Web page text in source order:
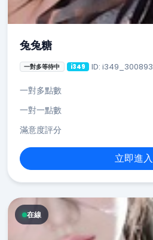
兔兔糖
一對多等待中 i349 ID: i349_300893
一對多點數
一對一點數
滿意度評分
立即進入
在線